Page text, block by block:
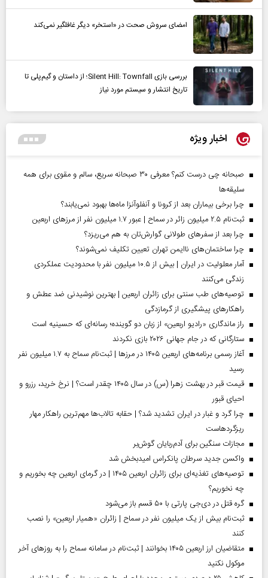
امضای سروش صحت در «استخر» دیگر غافلگیر نمی‌کند
بررسی بازی Silent Hill: Townfall؛ از داستان و گیم‌پلی تا
تاریخ انتشار و سیستم مورد نیاز
اخبار ویژه
صبحانه چی درست کنم؟ معرفی ۳۰ صبحانه سریع، سالم و مقوی برای همه
سلیقه‌ها
چرا برخی بیماران بعد از کرونا و آنفلوآنزا ماه‌ها بهبود نمی‌یابند؟
ثبت‌نام ۲.۵ میلیون زائر در سماح | عبور ۱.۷ میلیون نفر از مرز‌های اربعین
چرا بعد از سفرهای طولانی گوارش‌تان به هم می‌ریزد؟
چرا ساختمان‌های ناایمن تهران تعیین تکلیف نمی‌شوند؟
آمار معلولیت در ایران | بیش از ۱۰.۵ میلیون نفر با محدودیت عملکردی
زندگی می‌کنند
توصیه‌های طب سنتی برای زائران اربعین | بهترین نوشیدنی ضد عطش و
راهکارهای پیشگیری از گرمازدگی
راز ماندگاری «رادیو اربعین» از زبان دو گوینده؛ رسانه‌ای که حسینیه است
ستارگانی که در جام جهانی ۲۰۲۶ بازی نکردند
آغاز رسمی برنامه‌های اربعین ۱۴۰۵ در مرز‌ها | ثبت‌نام سماح به ۱.۷ میلیون نفر
رسید
قیمت قبر در بهشت زهرا (س) در سال ۱۴۰۵ چقدر است؟ | نرخ خرید، رزرو و
احیای قبور
چرا گرد و غبار در ایران تشدید شد؟ | حقابه تالاب‌ها مهم‌ترین راهکار مهار
ریزگردهاست
مجازات سنگین برای آدم‌ربایان گوش‌بر
واکسن جدید سرطان پانکراس امیدبخش شد
توصیه‌های تغذیه‌ای برای زائران اربعین ۱۴۰۵ | در گرمای اربعین چه بخوریم و
چه نخوریم؟
گره قتل در دی‌جی پارتی با ۵۰ قسم باز می‌شود
ثبت‌نام بیش از یک میلیون نفر در سماح | زائران «همیار اربعین» را نصب
کنند
متقاضیان ارز اربعین ۱۴۰۵ بخوانند | ثبت‌نام در سامانه سماح را به روز‌های آخر
موکول نکنید